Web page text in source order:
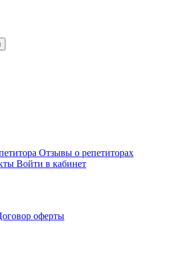
Отзывы о репетиторах
Войти в кабинет
оферты